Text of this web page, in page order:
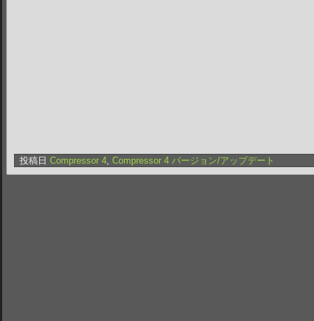
投稿日 Compressor 4, Compressor 4 バージョン/アップデート